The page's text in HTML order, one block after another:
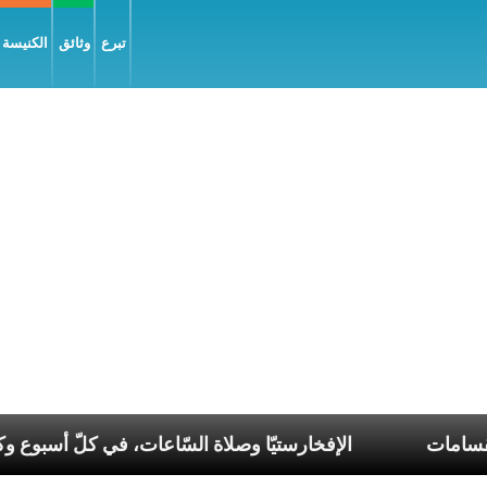
وثائق تبرع
الإفخارستيّا وصلاة السّاعات، في عصر الانقسامات